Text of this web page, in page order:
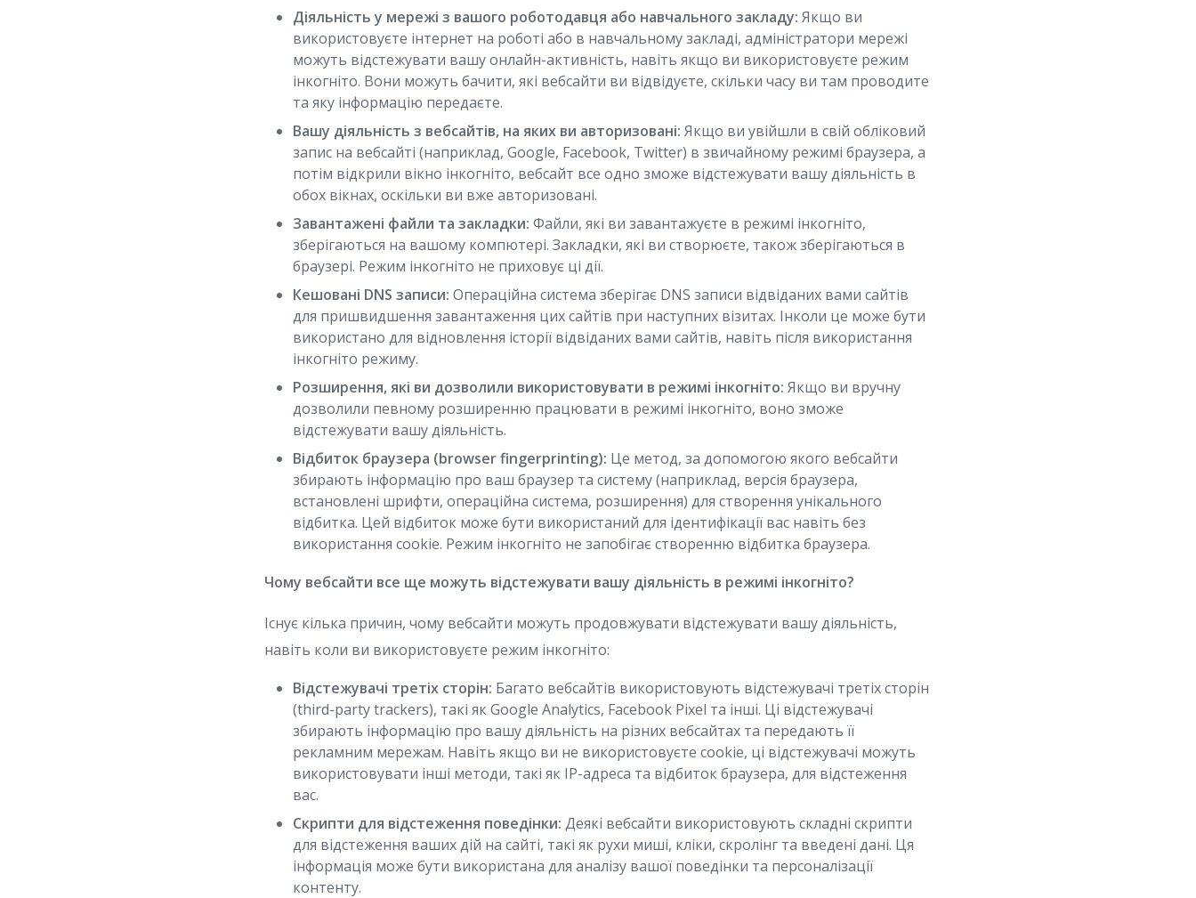
Діяльність у мережі з вашого роботодавця або навчального закладу: Якщо ви
використовуєте інтернет на роботі або в навчальному закладі, адміністратори мережі
можуть відстежувати вашу онлайн-активність, навіть якщо ви використовуєте режим
інкогніто. Вони можуть бачити, які вебсайти ви відвідуєте, скільки часу ви там проводите
та яку інформацію передаєте.
Вашу діяльність з вебсайтів, на яких ви авторизовані: Якщо ви увійшли в свій обліковий
запис на вебсайті (наприклад, Google, Facebook, Twitter) в звичайному режимі браузера, а
потім відкрили вікно інкогніто, вебсайт все одно зможе відстежувати вашу діяльність в
обох вікнах, оскільки ви вже авторизовані.
Завантажені файли та закладки: Файли, які ви завантажуєте в режимі інкогніто,
зберігаються на вашому компютері. Закладки, які ви створюєте, також зберігаються в
браузері. Режим інкогніто не приховує ці дії.
Кешовані DNS записи: Операційна система зберігає DNS записи відвіданих вами сайтів
для пришвидшення завантаження цих сайтів при наступних візитах. Інколи це може бути
використано для відновлення історії відвіданих вами сайтів, навіть після використання
інкогніто режиму.
Розширення, які ви дозволили використовувати в режимі інкогніто: Якщо ви вручну
дозволили певному розширенню працювати в режимі інкогніто, воно зможе
відстежувати вашу діяльність.
Відбиток браузера (browser fingerprinting): Це метод, за допомогою якого вебсайти
збирають інформацію про ваш браузер та систему (наприклад, версія браузера,
встановлені шрифти, операційна система, розширення) для створення унікального
відбитка. Цей відбиток може бути використаний для ідентифікації вас навіть без
використання cookie. Режим інкогніто не запобігає створенню відбитка браузера.
Чому вебсайти все ще можуть відстежувати вашу діяльність в режимі інкогніто?
Існує кілька причин, чому вебсайти можуть продовжувати відстежувати вашу діяльність,
навіть коли ви використовуєте режим інкогніто:
Відстежувачі третіх сторін: Багато вебсайтів використовують відстежувачі третіх сторін
(third-party trackers), такі як Google Analytics, Facebook Pixel та інші. Ці відстежувачі
збирають інформацію про вашу діяльність на різних вебсайтах та передають її
рекламним мережам. Навіть якщо ви не використовуєте cookie, ці відстежувачі можуть
використовувати інші методи, такі як IP-адреса та відбиток браузера, для відстеження
вас.
Скрипти для відстеження поведінки: Деякі вебсайти використовують складні скрипти
для відстеження ваших дій на сайті, такі як рухи миші, кліки, скролінг та введені дані. Ця
інформація може бути використана для аналізу вашої поведінки та персоналізації
контенту.